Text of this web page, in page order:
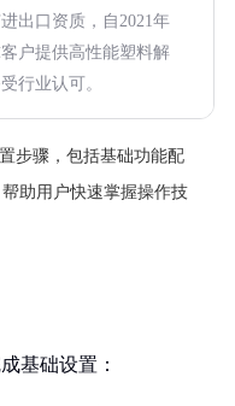
出口资质，自2021年
户提供高性能塑料解
行业认可。
步骤，包括基础功能配
助用户快速掌握操作技
基础设置：